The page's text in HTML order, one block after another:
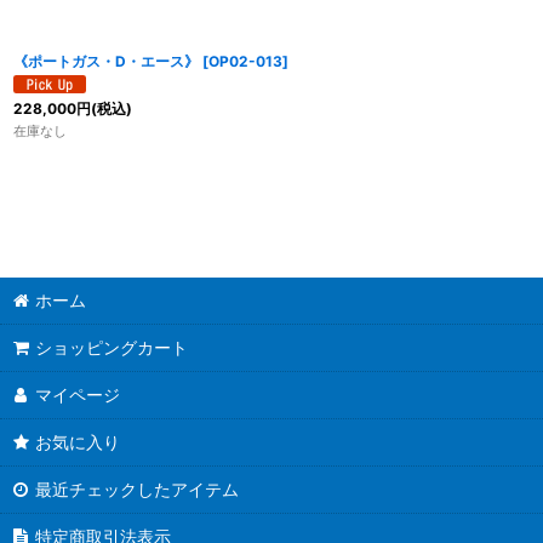
《ポートガス・D・エース》 [OP02-013]
228,000円(税込)
在庫なし
ホーム
ショッピングカート
マイページ
お気に入り
最近チェックしたアイテム
特定商取引法表示